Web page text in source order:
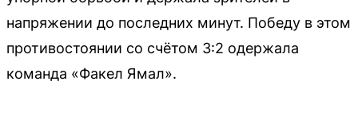
напряжении до последних минут. Победу в этом
противостоянии со счётом 3:2 одержала
команда «Факел Ямал».